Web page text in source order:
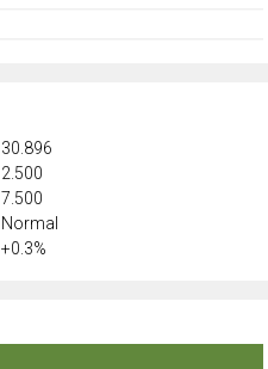
30.896
2.500
7.500
Normal
+0.3%